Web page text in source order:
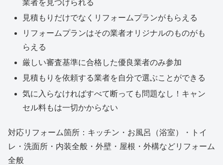
業者を見つけられる
見積もりだけでなくリフォームプランがもらえる
リフォームプランはその業者オリジナルのものがも
らえる
厳しい審査基準に合格した優良業者のみ参加
見積もりを依頼する業者を自分で選ぶことができる
気に入らなければすべて断っても問題なし！キャン
セル料もは一切かからない
対応リフォーム箇所：キッチン・お風呂（浴室）・トイ
レ・洗面所・内装全般・外壁・屋根・外構などリフォーム
全般